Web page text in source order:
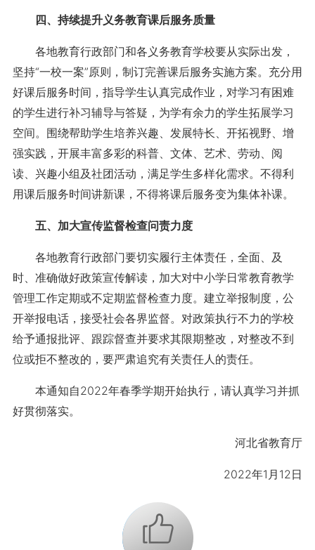
四、持续提升义务教育课后服务质量
各地教育行政部门和各义务教育学校要从实际出发，
坚持“一校一案”原则，制订完善课后服务实施方案。充分用
好课后服务时间，指导学生认真完成作业，对学习有困难
的学生进行补习辅导与答疑，为学有余力的学生拓展学习
空间。围绕帮助学生培养兴趣、发展特长、开拓视野、增
强实践，开展丰富多彩的科普、文体、艺术、劳动、阅
读、兴趣小组及社团活动，满足学生多样化需求。不得利
用课后服务时间讲新课，不得将课后服务变为集体补课。
五、加大宣传监督检查问责力度
各地教育行政部门要切实履行主体责任，全面、及
时、准确做好政策宣传解读，加大对中小学日常教育教学
管理工作定期或不定期监督检查力度。建立举报制度，公
开举报电话，接受社会各界监督。对政策执行不力的学校
给予通报批评、跟踪督查并要求其限期整改，对整改不到
位或拒不整改的，要严肃追究有关责任人的责任。
本通知自2022年春季学期开始执行，请认真学习并抓
好贯彻落实。
河北省教育厅
2022年1月12日
+1